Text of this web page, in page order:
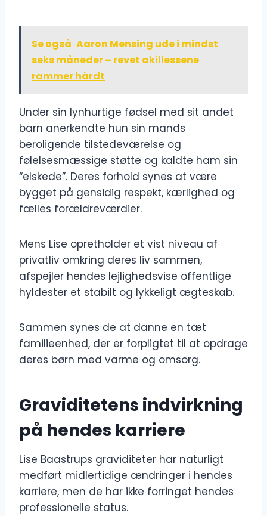
Se også Aaron Mensing ude i mindst
seks måneder – revet akillessene
rammer hårdt
Under sin lynhurtige fødsel med sit andet
barn anerkendte hun sin mands
beroligende tilstedeværelse og
følelsesmæssige støtte og kaldte ham sin
“elskede”. Deres forhold synes at være
bygget på gensidig respekt, kærlighed og
fælles forældreværdier.
Mens Lise opretholder et vist niveau af
privatliv omkring deres liv sammen,
afspejler hendes lejlighedsvise offentlige
hyldester et stabilt og lykkeligt ægteskab.
Sammen synes de at danne en tæt
familieenhed, der er forpligtet til at opdrage
deres børn med varme og omsorg.
Graviditetens indvirkning
på hendes karriere
Lise Baastrups graviditeter har naturligt
medført midlertidige ændringer i hendes
karriere, men de har ikke forringet hendes
professionelle status.